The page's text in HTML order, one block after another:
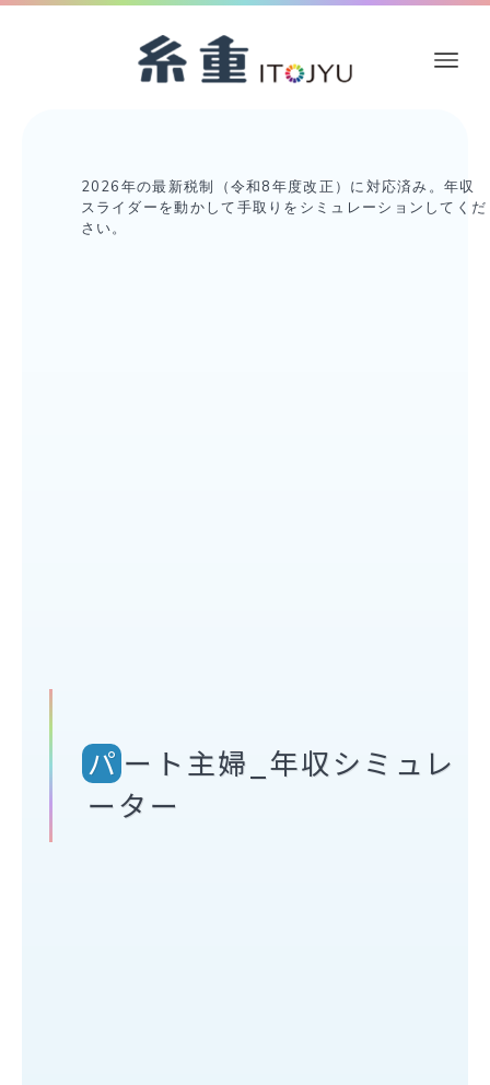
パート主婦_年収シミュレ
ーター
2026年の最新税制（令和8年度改正）に対応済み。年収
スライダーを動かして手取りをシミュレーションしてくだ
さい。